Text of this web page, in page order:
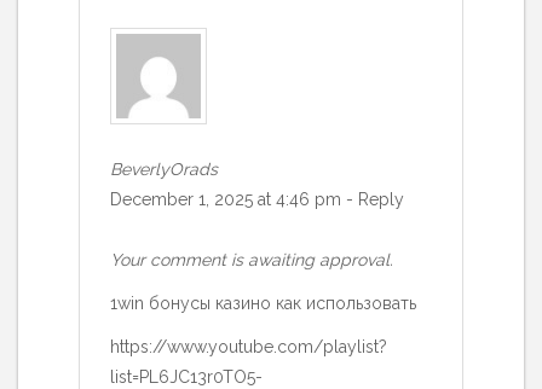
BeverlyOrads
December 1, 2025 at 4:46 pm - Reply
Your comment is awaiting approval.
1win бонусы казино как использовать
https://www.youtube.com/playlist?
list=PL6JC13r0TO5-